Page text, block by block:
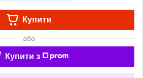
Купити
або
Купити з